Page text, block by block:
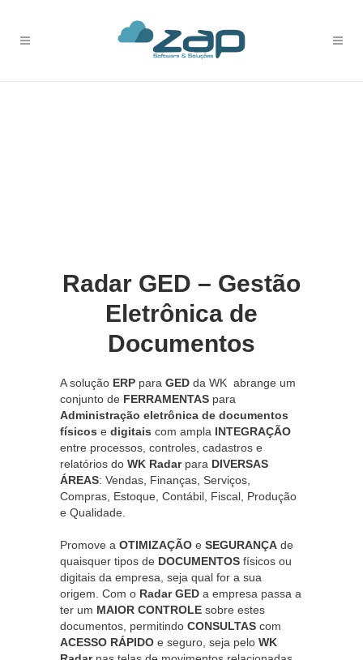
Radar GED – Gestão
Eletrônica de
Documentos
A solução ERP para GED da WK abrange um
conjunto de FERRAMENTAS para
Administração eletrônica de documentos
físicos e digitais com ampla INTEGRAÇÃO
entre processos, controles, cadastros e
relatórios do WK Radarpara DIVERSAS
ÁREAS: Vendas, Finanças, Serviços,
Compras, Estoque, Contábil, Fiscal, Produção
e Qualidade.
Promove a OTIMIZAÇÃO e SEGURANÇA de
quaisquer tipos de DOCUMENTOS físicos ou
digitais da empresa, seja qual for a sua
origem. Com o Radar GED a empresa passa a
ter um MAIOR CONTROLE sobre estes
documentos, permitindo CONSULTAS com
ACESSO RÁPIDO e seguro, seja pelo WK